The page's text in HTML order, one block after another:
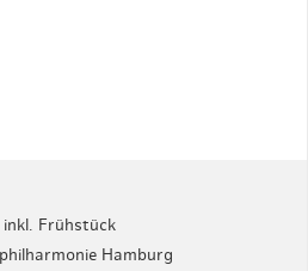
Frühstück
Hamburg